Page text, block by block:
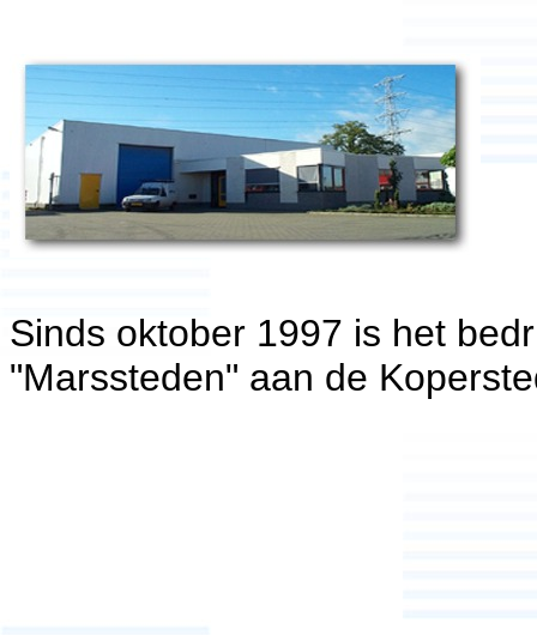
Sinds oktober 1997 is het
"Marssteden" aan de